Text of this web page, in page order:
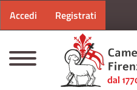
Menu profilo utente
Accedi Registrati